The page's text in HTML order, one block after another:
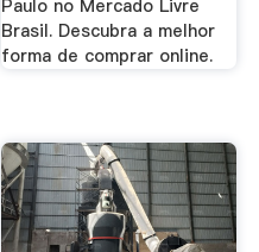
Paulo no Mercado Livre
Brasil. Descubra a melhor
forma de comprar online.